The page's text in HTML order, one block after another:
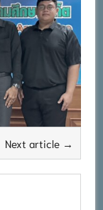
Next article →